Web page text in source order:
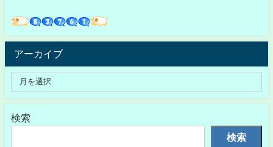
アーカイブ
検索
検索